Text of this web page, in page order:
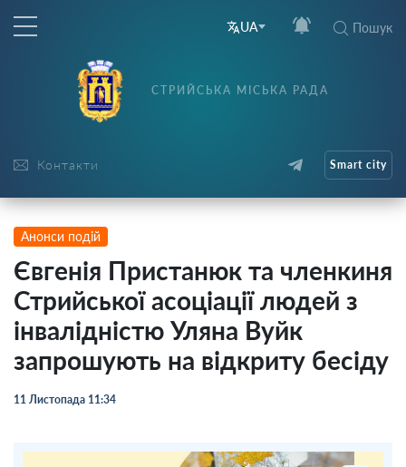
UA Пошук
Контакти
СТРИЙСЬКА МІСЬКА РАДА
Smart city
Анонси подій
Євгенія Пристанюк та членкиня
Стрийської асоціації людей з
інвалідністю Уляна Вуйк
запрошують на відкриту бесіду
11 Листопада 11:34